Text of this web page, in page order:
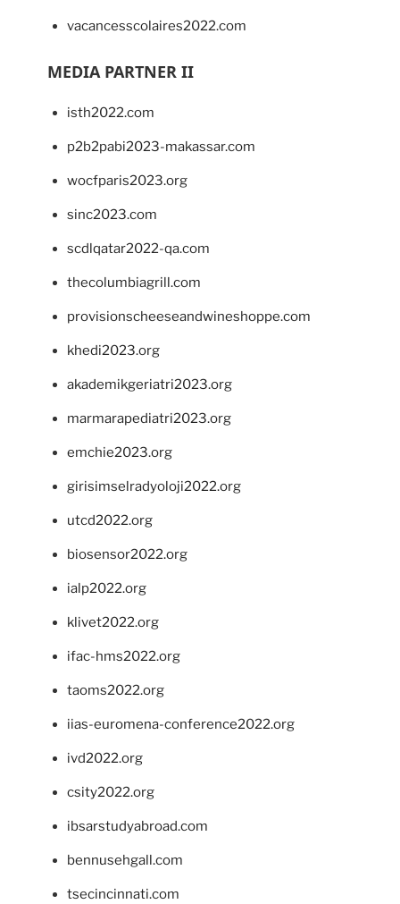
vacancesscolaires2022.com
MEDIA PARTNER II
isth2022.com
p2b2pabi2023-makassar.com
wocfparis2023.org
sinc2023.com
scdlqatar2022-qa.com
thecolumbiagrill.com
provisionscheeseandwineshoppe.com
khedi2023.org
akademikgeriatri2023.org
marmarapediatri2023.org
emchie2023.org
girisimselradyoloji2022.org
utcd2022.org
biosensor2022.org
ialp2022.org
klivet2022.org
ifac-hms2022.org
taoms2022.org
iias-euromena-conference2022.org
ivd2022.org
csity2022.org
ibsarstudyabroad.com
bennusehgall.com
tsecincinnati.com